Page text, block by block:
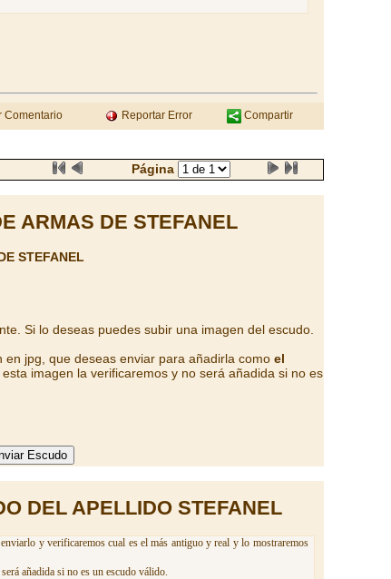
Comentario Reportar Error Compartir
Página
ARMAS DE STEFANEL
STEFANEL
Si lo deseas puedes subir una imagen del escudo.
jpg, que deseas enviar para añadirla como el
esta imagen la verificaremos y no será añadida si no es
DEL APELLIDO STEFANEL
y verificaremos cual es el más antiguo y real y lo mostraremos
añadida si no es un escudo válido.